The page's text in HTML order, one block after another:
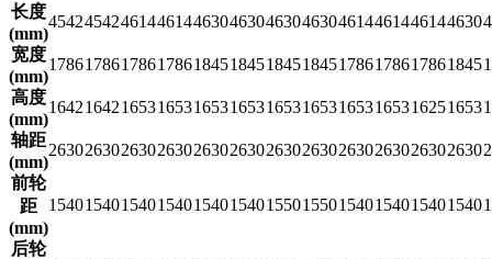
长度
(mm)
454245424614461446304630463046304614461446144630
宽度
(mm)
178617861786178618451845184518451786178617861845
高度
(mm)
164216421653165316531653165316531653165316251653
轴距
(mm)
263026302630263026302630263026302630263026302630
前轮
距
(mm)
154015401540154015401540155015501540154015401540
后轮